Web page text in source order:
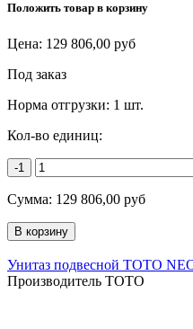
Положить товар в корзину
Цена: 129 806,00 руб
Под заказ
Норма отгрузки: 1 шт.
Кол-во единиц:
-1
Сумма: 129 806,00 руб
Унитаз подвесной TOTO
Производитель TOTO